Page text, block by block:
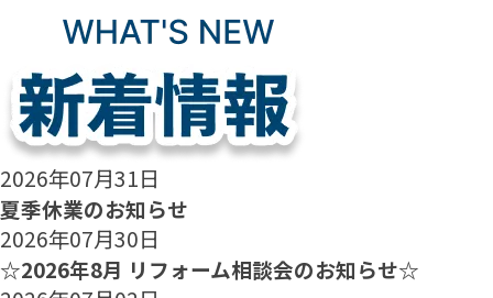
2026年07月31日
夏季休業のお知らせ
2026年07月30日
☆2026年8月 リフォーム相談会のお知らせ☆